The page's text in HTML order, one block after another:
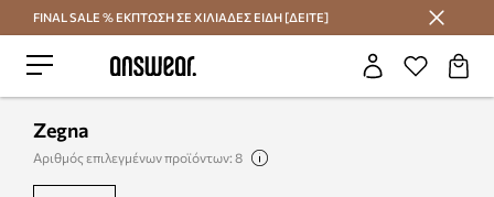
Εξοικονομήστε με το Answear Club
FINAL SALE % ΕΚΠΤΩΣΗ ΣΕ ΧΙΛΙΑΔΕΣ ΕΙΔΗ [ΔΕΙΤΕ]
Zegna
Αριθμός επιλεγμένων προϊόντων: 8